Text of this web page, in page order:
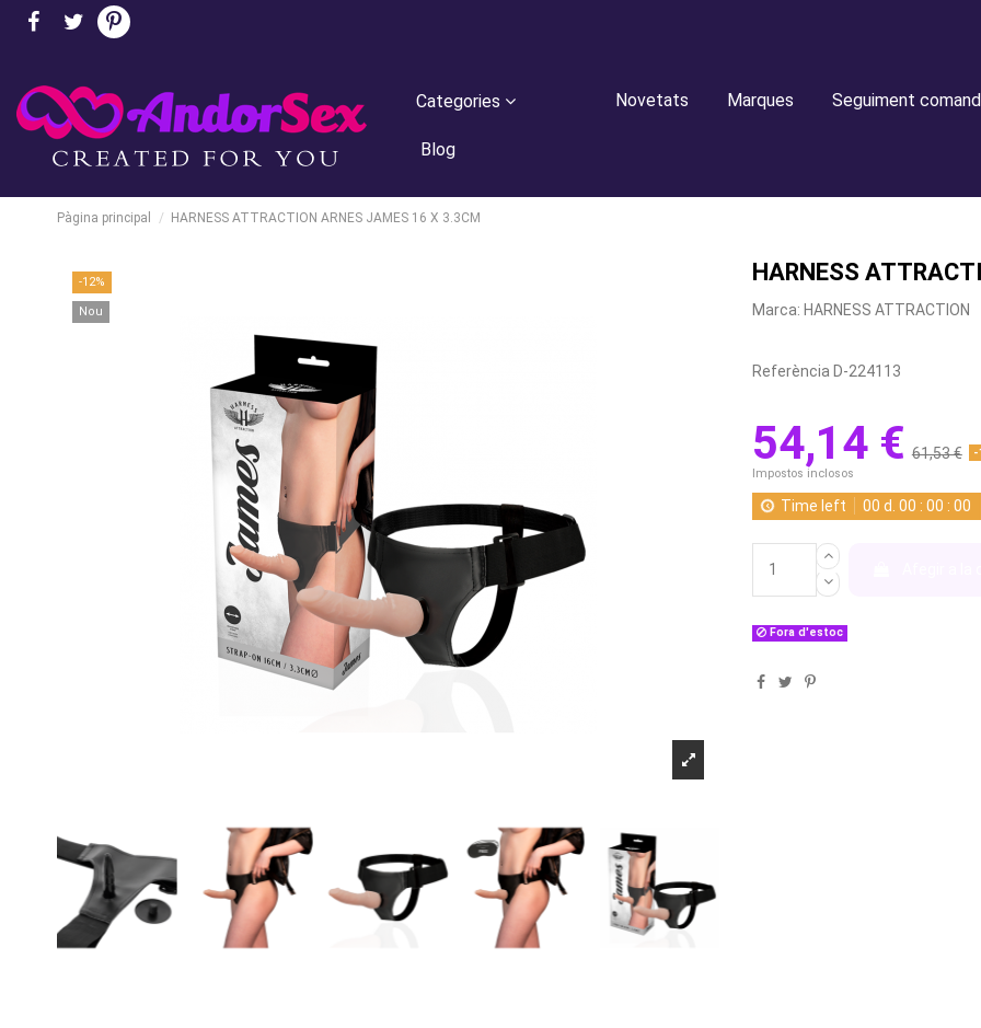
Categories Novetats Marques Seguiment
Blog
Pàgina principal HARNESS ATTRACTION ARNES JAMES 16 X 3.3CM
-12%
Nou
HARNESS
Marca: HARNESS ATTRACTION
Referència D-224113
54,14 € 61,53 €
-
Impostos inclosos
Time left 00 d. 00 :00 :00
Fora d'estoc